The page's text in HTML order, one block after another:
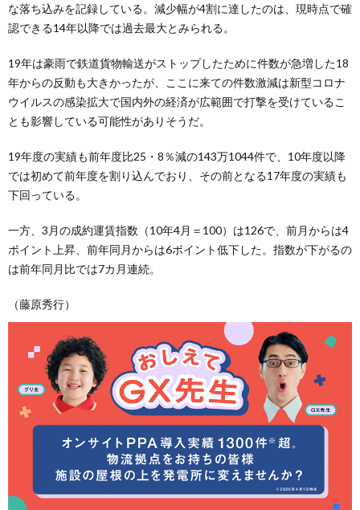
な落ち込みを記録している。減少幅が4割に達したのは、現時点で確
認できる14年以降では過去最大とみられる。
19年は豪雨で鉄道貨物輸送がストップしたために件数が急増した18
年からの反動も大きかったが、ここに来ての件数激減は新型コロナ
ウイルスの感染拡大で国内外の経済が広範囲で打撃を受けているこ
とも影響している可能性がありそうだ。
19年度の実績も前年度比25・8％減の143万1044件で、10年度以降
では初めて前年度を割り込んでおり、その前となる17年度の実績も
下回っている。
一方、3月の成約運賃指数（10年4月＝100）は126で、前月からは4
ポイント上昇、前年同月からは6ポイント低下した。指数が下がるの
は前年同月比では7カ月連続。
（藤原秀行）